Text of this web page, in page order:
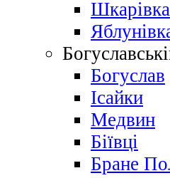
Шкарівка
Богуслав
Ісайки
Медвин
Біївці
Бране